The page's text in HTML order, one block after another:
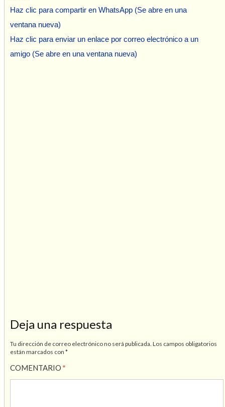
Haz clic para compartir en WhatsApp (Se abre en una
ventana nueva)
Haz clic para enviar un enlace por correo electrónico a un
amigo (Se abre en una ventana nueva)
Deja una respuesta
Tu dirección de correo electrónico no será publicada. Los campos obligatorios
están marcados con *
COMENTARIO *